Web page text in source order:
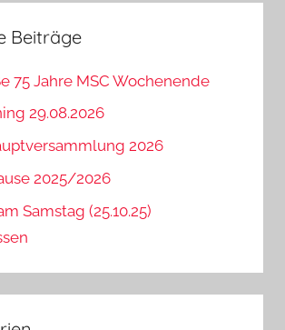
Beiträge
75 Jahre MSC Wochenende
29.08.2026
2026
2025/2026
Samstag (25.10.25)